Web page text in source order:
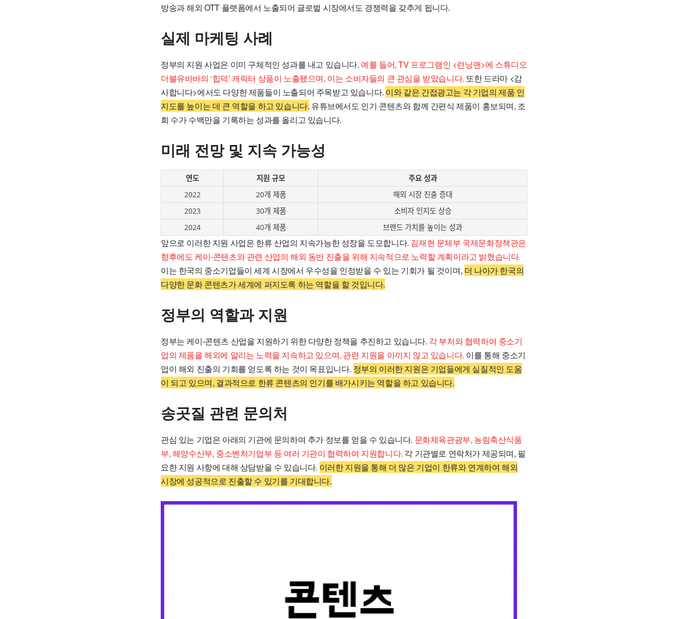
방송과 해외 OTT 플랫폼에서 노출되어 글로벌 시장에서도 경쟁력을 갖추게 됩니다.
실제 마케팅 사례
정부의 지원 사업은 이미 구체적인 성과를 내고 있습니다. 예를 들어, TV 프로그램인 <런닝맨>에 스튜디오
더블유바바의 ‘힙덕’ 캐릭터 상품이 노출됐으며, 이는 소비자들의 큰 관심을 받았습니다. 또한 드라마 <감
사합니다>에서도 다양한 제품들이 노출되어 주목받고 있습니다. 이와 같은 간접광고는 각 기업의 제품 인
지도를 높이는 데 큰 역할을 하고 있습니다. 유튜브에서도 인기 콘텐츠와 함께 간편식 제품이 홍보되며, 조
회 수가 수백만을 기록하는 성과를 올리고 있습니다.
미래 전망 및 지속 가능성
연도 지원 규모
주요 성과
2022
20개 제품
해외 시장 진출 증대
2023
30개 제품
소비자 인지도 상승
2024
40개 제품 브랜드 가치를 높이는 성과
앞으로 이러한 지원 사업은 한류 산업의 지속가능한 성장을 도모합니다. 김재현 문체부 국제문화정책관은
향후에도 케이-콘텐츠와 관련 산업의 해외 동반 진출을 위해 지속적으로 노력할 계획이라고 밝혔습니다.
이는 한국의 중소기업들이 세계 시장에서 우수성을 인정받을 수 있는 기회가 될 것이며, 더 나아가 한국의
다양한 문화 콘텐츠가 세계에 퍼지도록 하는 역할을 할 것입니다.
정부의 역할과 지원
정부는 케이-콘텐츠 산업을 지원하기 위한 다양한 정책을 추진하고 있습니다. 각 부처와 협력하여 중소기
업의 제품을 해외에 알리는 노력을 지속하고 있으며, 관련 지원을 아끼지 않고 있습니다. 이를 통해 중소기
업이 해외 진출의 기회를 얻도록 하는 것이 목표입니다. 정부의 이러한 지원은 기업들에게 실질적인 도움
이 되고 있으며, 결과적으로 한류 콘텐츠의 인기를 배가시키는 역할을 하고 있습니다.
송곳질 관련 문의처
관심 있는 기업은 아래의 기관에 문의하여 추가 정보를 얻을 수 있습니다. 문화체육관광부, 농림축산식품
부, 해양수산부, 중소벤처기업부 등 여러 기관이 협력하여 지원합니다. 각 기관별로 연락처가 제공되며, 필
요한 지원 사항에 대해 상담받을 수 있습니다. 이러한 지원을 통해 더 많은 기업이 한류와 연계하여 해외
시장에 성공적으로 진출할 수 있기를 기대합니다.